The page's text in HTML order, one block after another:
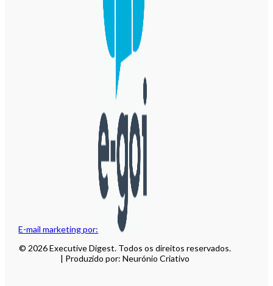
E-mail marketing por:
© 2026 Executive Digest. Todos os direitos reservados.
| Produzido por: Neurónio Criativo